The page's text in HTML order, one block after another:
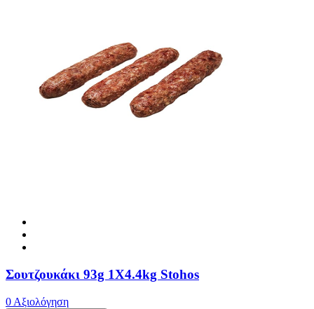
Σουτζουκάκι 93g 1X4.4kg Stohos
0 Αξιολόγηση